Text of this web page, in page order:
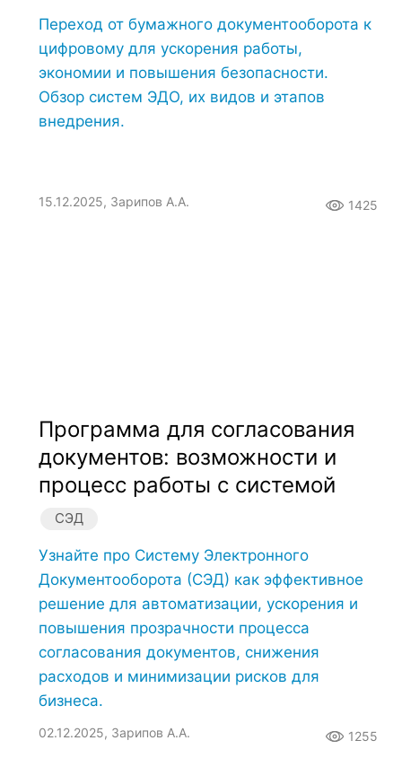
Переход от бумажного документооборота к
цифровому для ускорения работы,
экономии и повышения безопасности.
Обзор систем ЭДО, их видов и этапов
внедрения.
15.12.2025, Зарипов А.А. 1425
Программа для согласования
документов: возможности и
процесс работы с системой
СЭД
Узнайте про Систему Электронного
Документооборота (СЭД) как эффективное
решение для автоматизации, ускорения и
повышения прозрачности процесса
согласования документов, снижения
расходов и минимизации рисков для
бизнеса.
02.12.2025, Зарипов А.А. 1255